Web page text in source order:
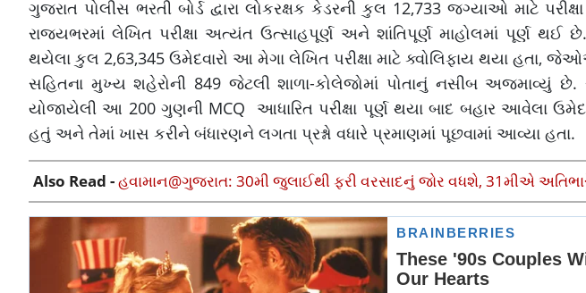
ગુજરાત પોલીસ ભરતી બોર્ડ દ્વારા લોકરક્ષક કેડરની કુલ 12,733 જગ્યાઓ માટે
રાજ્યભરમાં લેખિત પરીક્ષા અત્યંત ઉત્સાહપૂર્ણ અને શાંતિપૂર્ણ માહોલમાં પૂર્ણ થઈ છે.
થયેલા કુલ 2,63,345 ઉમેદવારો આ મેગા લેખિત પરીક્ષા માટે ક્વોલિફાય થયા હતા,
સહિતના મુખ્ય શહેરોની 849 જેટલી શાળા-કોલેજોમાં પોતાનું નસીબ અજમાવ્યું છે.
યોજાયેલી આ 200 ગુણની MCQ આધારિત પરીક્ષા પૂર્ણ થયા બાદ બહાર આવેલા
હતું અને તેમાં ખાસ કરીને બંધારણને લગતા પ્રશ્નો વધારે પ્રમાણમાં પૂછવામાં આવ્યા હતા.
Also Read -હવામાન@ગુજરાત: 30મી જુલાઈથી ફરી વરસાદનું જોર વધશે, 31મીએ